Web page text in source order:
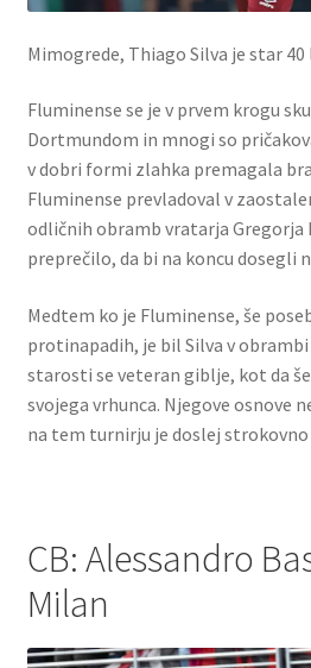
Mimogrede, Thiago Silva je star 40
Fluminense se je v prvem krogu
Dortmundom in mnogi so
v dobri formi zlahka premagala
Fluminense prevladoval v
odličnih obramb vratarja Gregorja
preprečilo, da bi na koncu dosegli
Medtem ko je Fluminense, še
protinapadih, je bil Silva v
starosti se veteran giblje, kot da
svojega vrhunca. Njegove osnove
na tem turnirju je doslej
CB: Alessandro
Milan